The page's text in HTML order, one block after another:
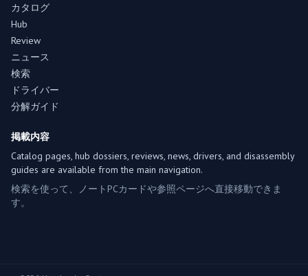
カタログ
Hub
Review
ニュース
検索
ドライバー
分解ガイド
掲載内容
Catalog pages, hub dossiers, reviews, news, drivers, and disassembly
guides are available from the main navigation.
検索を使って、ノートPCカードや参照ページへ直接移動できま
す。